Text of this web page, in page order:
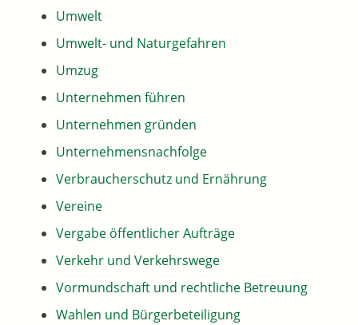
Umwelt
Umwelt- und Naturgefahren
Umzug
Unternehmen führen
Unternehmen gründen
Unternehmensnachfolge
Verbraucherschutz und Ernährung
Vereine
Vergabe öffentlicher Aufträge
Verkehr und Verkehrswege
Vormundschaft und rechtliche Betreuung
Wahlen und Bürgerbeteiligung